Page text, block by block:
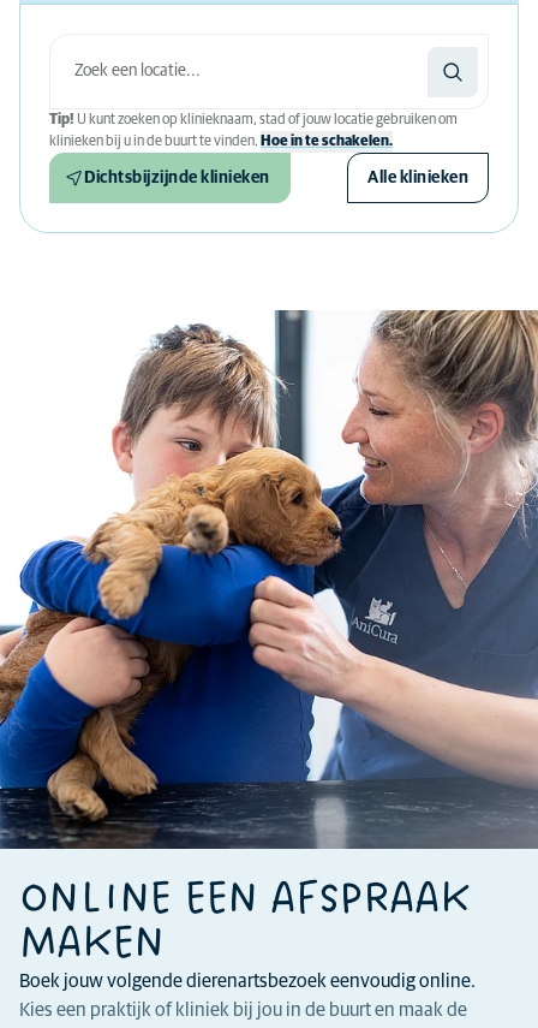
Tip! U kunt zoeken op klinieknaam, stad of jouw locatie gebruiken om
klinieken bij u in de buurt te vinden. Hoe in te schakelen.
Dichtsbijzijnde klinieken Alle klinieken
ONLINE EEN AFSPRAAK
MAKEN
Boek jouw volgende dierenartsbezoek eenvoudig online.
Kies een praktijk of kliniek bij jou in de buurt en maak de